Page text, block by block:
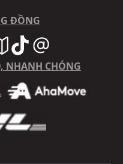
ĐỒNG
NHANH CHÓNG